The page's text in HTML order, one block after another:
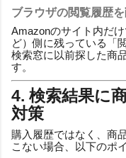
ブラウザの閲覧履歴
Amazonのサイト内だ
ど）側に残っている「
検索窓に以前探した商
す。
4. 検索結果に
対策
購入履歴ではなく、商
こない場合、以下のポ